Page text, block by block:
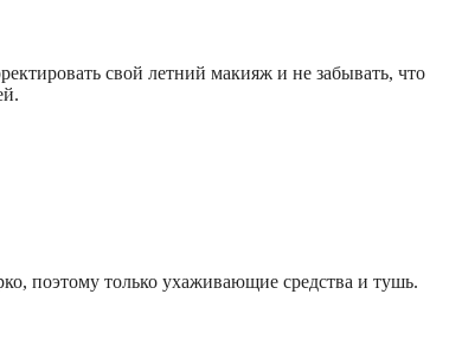
свой летний макияж и не забывать, что
поэтому только ухаживающие средства и тушь.